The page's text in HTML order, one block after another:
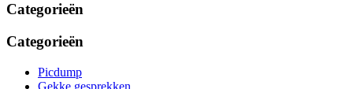
Categorieën
Categorieën
Picdump
Gekke gesprekken